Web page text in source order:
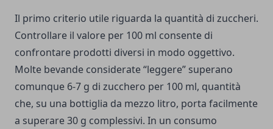
Il primo criterio utile riguarda la quantità di zuccheri.
Controllare il valore per 100 ml consente di
confrontare prodotti diversi in modo oggettivo.
Molte bevande considerate “leggere” superano
comunque 6-7 g di zucchero per 100 ml, quantità
che, su una bottiglia da mezzo litro, porta facilmente
a superare 30 g complessivi. In un consumo